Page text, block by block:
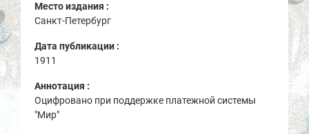
Место издания :
Санкт-Петербург
Дата публикации :
1911
Аннотация :
Оцифровано при поддержке платежной системы
"Мир"